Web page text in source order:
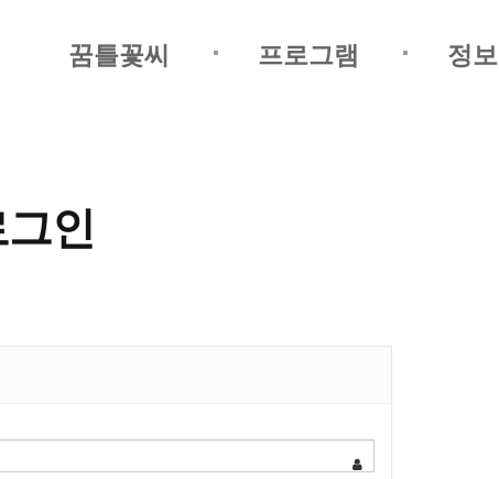
정보
프로그램
꿈틀꽃씨
그인